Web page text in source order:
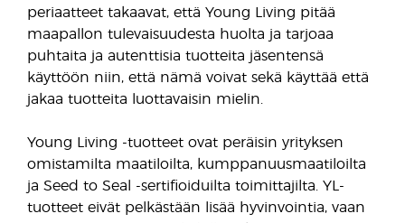
periaatteet takaavat, että Young Living pitää
maapallon tulevaisuudesta huolta ja tarjoaa
puhtaita ja autenttisia tuotteita jäsentensä
käyttöön niin, että nämä voivat sekä käyttää että
jakaa tuotteita luottavaisin mielin.
Young Living -tuotteet ovat peräisin yrityksen
omistamilta maatiloilta, kumppanuusmaatiloilta
ja Seed to Seal -sertifioiduilta toimittajilta. YL-
tuotteet eivät pelkästään lisää hyvinvointia, vaan